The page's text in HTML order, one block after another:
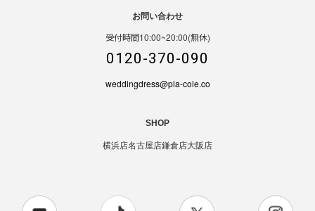
お問い合わせ
受付時間10:00~20:00(無休)
0120-370-090
weddingdress@pla-cole.co
SHOP
横浜店名古屋店鎌倉店大阪店